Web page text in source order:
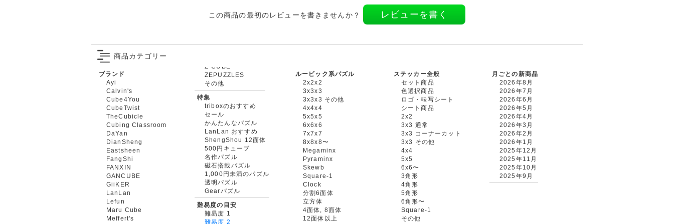
この商品の最初のレビューを書きませんか？ レビューを書く
商品カテゴリー
ブランド
Ayi
Calvin's
Cube4You
CubeTwist
TheCubicle
Cubing Classroom
DaYan
DianSheng
Eastsheen
FangShi
FANXIN
GANCUBE
GiiKER
LanLan
Lefun
Maru Cube
Meffert's
ZEPUZZLES
その他
特集
triboxのおすすめ
セール
かんたんなパズル
LanLan おすすめ
ShengShou 12面体
500円キューブ
名作パズル
磁石搭載パズル
1,000円未満のパズル
透明パズル
Gearパズル
難易度の目安
難易度 1
難易度 2
ルービック系パズル
2x2x2
3x3x3
3x3x3 その他
4x4x4
5x5x5
6x6x6
7x7x7
8x8x8〜
Megaminx
Pyraminx
Skewb
Square-1
Clock
分割6面体
立方体
4面体, 8面体
12面体以上
ステッカー全般
セット商品
色選択商品
ロゴ・転写シート
シート商品
2x2
3x3 通常
3x3 コーナーカット
3x3 その他
4x4
5x5
6x6〜
3角形
4角形
5角形
6角形〜
Square-1
その他
月ごとの新商品
2026年8月
2026年7月
2026年6月
2026年5月
2026年4月
2026年3月
2026年2月
2026年1月
2025年12月
2025年11月
2025年10月
2025年9月